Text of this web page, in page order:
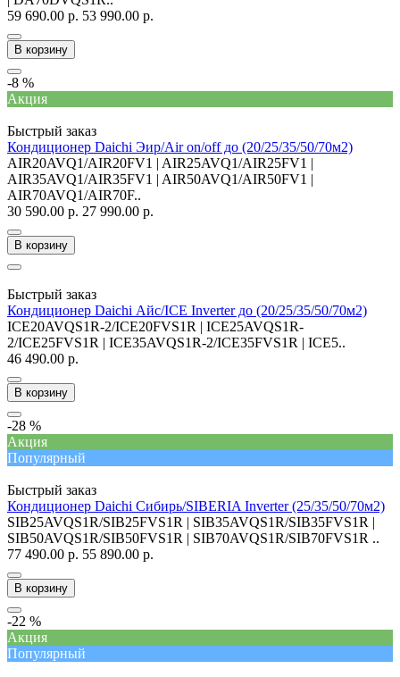
59 690.00 р. 53 990.00 р.
В корзину
-8 %
Акция
Быстрый заказ
Кондиционер Daichi Эир/Air on/off до (20/25/35/50/70м2)
AIR20AVQ1/AIR20FV1 | AIR25AVQ1/AIR25FV1 |
AIR35AVQ1/AIR35FV1 | AIR50AVQ1/AIR50FV1 |
AIR70AVQ1/AIR70F..
30 590.00 р. 27 990.00 р.
В корзину
Быстрый заказ
Кондиционер Daichi Айс/ICE Inverter до (20/25/35/50/70м2)
ICE20AVQS1R-2/ICE20FVS1R | ICE25AVQS1R-
2/ICE25FVS1R | ICE35AVQS1R-2/ICE35FVS1R | ICE5..
46 490.00 р.
В корзину
-28 %
Акция
Популярный
Быстрый заказ
Кондиционер Daichi Сибирь/SIBERIA Inverter (25/35/50/70м2)
SIB25AVQS1R/SIB25FVS1R | SIB35AVQS1R/SIB35FVS1R |
SIB50AVQS1R/SIB50FVS1R | SIB70AVQS1R/SIB70FVS1R ..
77 490.00 р. 55 890.00 р.
В корзину
-22 %
Акция
Популярный